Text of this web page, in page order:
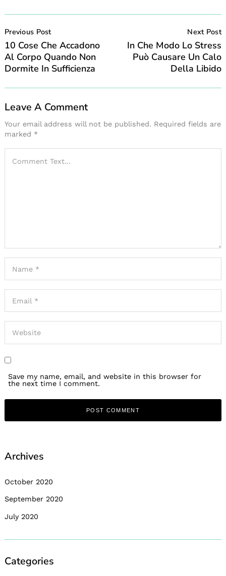
Navigation
Previous Post
10 Cose Che Accadono
Al Corpo Quando Non
Dormite In Sufficienza
Next Post
In Che Modo Lo Stress
Può Causare Un Calo
Della Libido
Leave A Comment
Your email address will not be published. Required fields are
marked *
Save my name, email, and website in this browser for
the next time I comment.
Archives
October 2020
September 2020
July 2020
Categories